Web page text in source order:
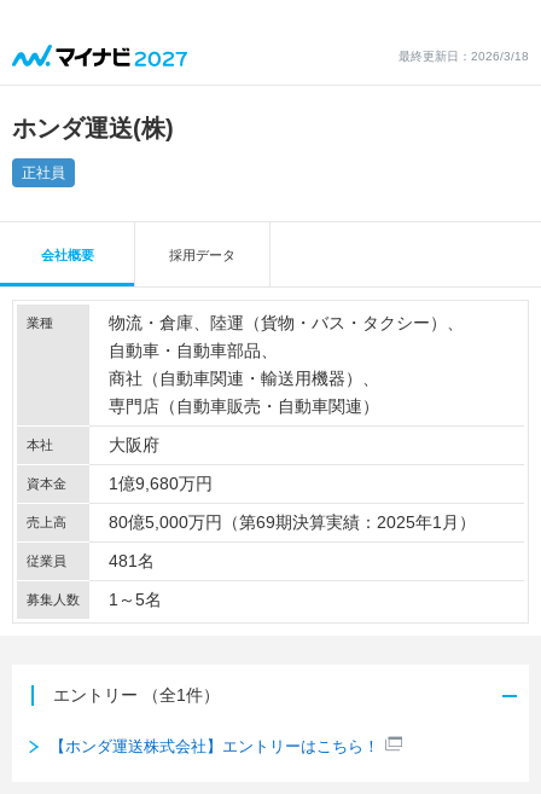
最終更新日：2026/3/18
ホンダ運送(株)
正社員
会社概要 採用データ
業種 物流・倉庫
陸運（貨物・バス・タクシー）
自動車・自動車部品
商社（自動車関連・輸送用機器）
専門店（自動車販売・自動車関連）
本社 大阪府
資本金 1億9,680万円
売上高 80億5,000万円（第69期決算実績：2025年1月）
従業員 481名
募集人数 1～5名
エントリー （全1件）
【ホンダ運送株式会社】エントリーはこちら！